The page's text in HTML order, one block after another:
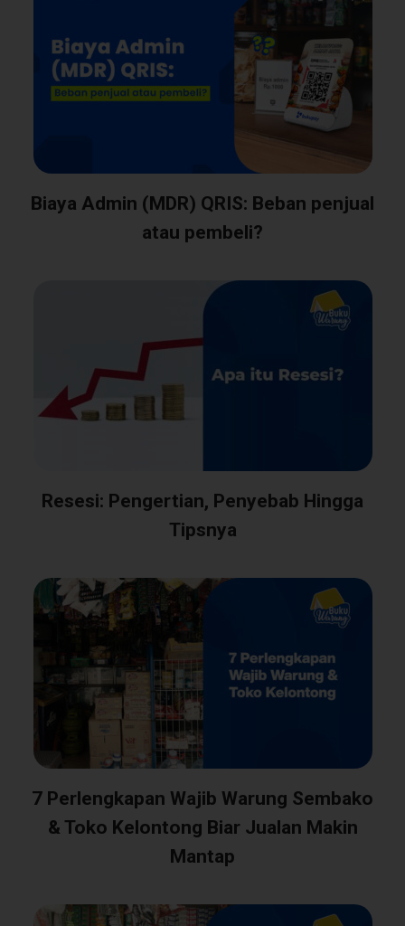
Biaya Admin (MDR) QRIS: Beban penjual
atau pembeli?
Resesi: Pengertian, Penyebab Hingga
Tipsnya
7 Perlengkapan Wajib Warung Sembako
& Toko Kelontong Biar Jualan Makin
Mantap